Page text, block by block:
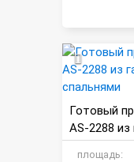
Готовый
AS-2288 из
нями
площадь: